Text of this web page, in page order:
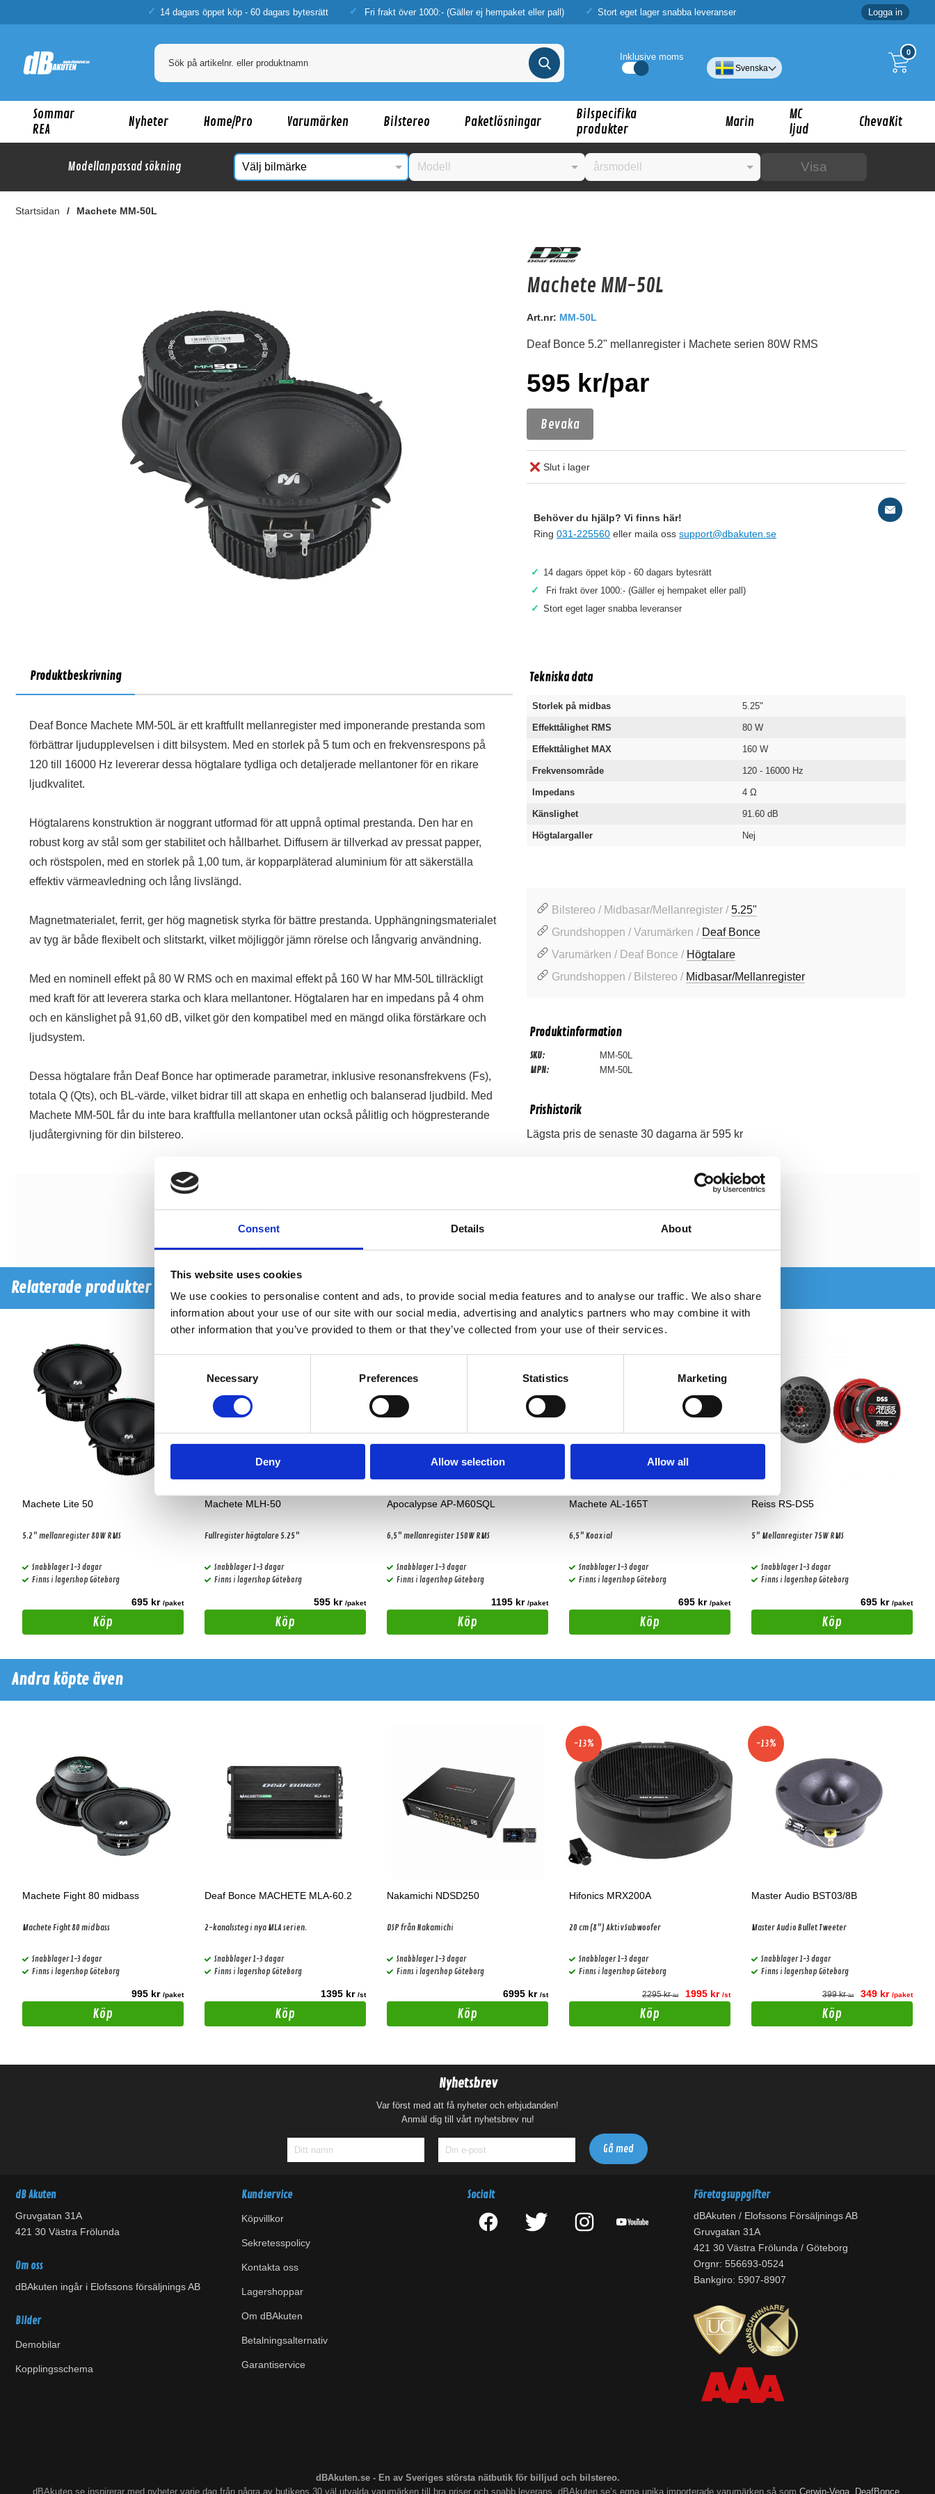
Consent Details About
This website uses cookies
We use cookies to personalise content and ads, to provide social media features and to analyse our traffic. We also share
information about your use of our site with our social media, advertising and analytics partners who may combine it with
other information that you’ve provided to them or that they’ve collected from your use of their services.
Necessary Preferences Statistics Marketing
Deny Allow selection Allow all
14 dagars öppet köp - 60 dagars bytesrätt Fri frakt över 1000:- (Gäller ej hempaket eller pall) Stort eget lager snabba leveranser Logga in
0
Inklusive moms
Svenska
Sommar
REA
Nyheter Home/Pro Varumärken Bilstereo Paketlösningar
Bilspecifika
produkter
Marin
MC
ljud
ChevaKit
Modellanpassad sökning Visa
Startsidan Machete MM-50L
Kanske någon av dessa produkter kan intressera dig?
Master Audio CW650/4M
Machete MM-50L
Art.nr: MM-50L
Deaf Bonce 5.2" mellanregister i Machete serien 80W RMS
595 kr/par
Bevaka
Slut i lager
Behöver du hjälp? Vi finns här!
Ring 031-225560 eller maila oss support@dbakuten.se
✓ 14 dagars öppet köp - 60 dagars bytesrätt
✓ Fri frakt över 1000:- (Gäller ej hempaket eller pall)
✓ Stort eget lager snabba leveranser
Produktbeskrivning
Deaf Bonce Machete MM-50L är ett kraftfullt mellanregister med imponerande prestanda som
förbättrar ljudupplevelsen i ditt bilsystem. Med en storlek på 5 tum och en frekvensrespons på
120 till 16000 Hz levererar dessa högtalare tydliga och detaljerade mellantoner för en rikare
ljudkvalitet.
Högtalarens konstruktion är noggrant utformad för att uppnå optimal prestanda. Den har en
robust korg av stål som ger stabilitet och hållbarhet. Diffusern är tillverkad av pressat papper,
och röstspolen, med en storlek på 1,00 tum, är kopparpläterad aluminium för att säkerställa
effektiv värmeavledning och lång livslängd.
Magnetmaterialet, ferrit, ger hög magnetisk styrka för bättre prestanda. Upphängningsmaterialet
av tyg är både flexibelt och slitstarkt, vilket möjliggör jämn rörelse och långvarig användning.
Med en nominell effekt på 80 W RMS och en maximal effekt på 160 W har MM-50L tillräckligt
med kraft för att leverera starka och klara mellantoner. Högtalaren har en impedans på 4 ohm
och en känslighet på 91,60 dB, vilket gör den kompatibel med en mängd olika förstärkare och
ljudsystem.
Dessa högtalare från Deaf Bonce har optimerade parametrar, inklusive resonansfrekvens (Fs),
totala Q (Qts), och BL-värde, vilket bidrar till att skapa en enhetlig och balanserad ljudbild. Med
Machete MM-50L får du inte bara kraftfulla mellantoner utan också pålitlig och högpresterande
ljudåtergivning för din bilstereo.
Tekniska data
Storlek på midbas 5.25"
Effekttålighet RMS 80 W
Effekttålighet MAX 160 W
Frekvensområde 120 - 16000 Hz
Impedans 4 Ω
Känslighet 91.60 dB
Högtalargaller Nej
Bilstereo / Midbasar/Mellanregister /5.25"
Grundshoppen / Varumärken / Deaf Bonce
Varumärken / Deaf Bonce / Högtalare
Grundshoppen / Bilstereo / Midbasar/Mellanregister
Produktinformation
SKU: MM-50L
MPN: MM-50L
Prishistorik
Lägsta pris de senaste 30 dagarna är 595 kr
Recensioner
Produkten har inga recensioner
Relaterade produkter
Machete Lite 50
5.2" mellanregister 80W RMS
Snabblager 1-3 dagar
Finns i lagershop Göteborg
695 kr /paket
Köp
Machete MLH-50
Fullregister högtalare 5.25"
Snabblager 1-3 dagar
Finns i lagershop Göteborg
595 kr /paket
Köp
Apocalypse AP-M60SQL
6,5" mellanregister 150W RMS
Snabblager 1-3 dagar
Finns i lagershop Göteborg
1195 kr /paket
Köp
Machete AL-165T
6,5" Koaxial
Snabblager 1-3 dagar
Finns i lagershop Göteborg
695 kr /paket
Köp
Reiss RS-DS5
5" Mellanregister 75W RMS
Snabblager 1-3 dagar
Finns i lagershop Göteborg
695 kr /paket
Köp
Andra köpte även
Machete Fight 80 midbass
Machete Fight 80 midbass
Snabblager 1-3 dagar
Finns i lagershop Göteborg
995 kr /paket
Köp
Deaf Bonce MACHETE MLA-60.2
2-kanalssteg i nya MLA serien.
Snabblager 1-3 dagar
Finns i lagershop Göteborg
1395 kr /st
Köp
Nakamichi NDSD250
DSP från Nakamichi
Snabblager 1-3 dagar
Finns i lagershop Göteborg
6995 kr /st
Köp
-13%
Hifonics MRX200A
20 cm (8") Aktiv Subwoofer
Snabblager 1-3 dagar
Finns i lagershop Göteborg
2295 kr/st 1995 kr /st
Köp
-13%
Master Audio BST03/8B
Master Audio Bullet Tweeter
Snabblager 1-3 dagar
Finns i lagershop Göteborg
399 kr/st 349 kr /paket
Köp
Nyhetsbrev
Var först med att få nyheter och erbjudanden!
Anmäl dig till vårt nyhetsbrev nu!
dB Akuten
Gruvgatan 31A
421 30 Västra Frölunda
Om oss
dBAkuten ingår i Elofssons försäljnings AB
Bilder
Demobilar
Kopplingsschema
Kundservice
Köpvillkor
Sekretesspolicy
Kontakta oss
Lagershoppar
Om dBAkuten
Betalningsalternativ
Garantiservice
Socialt Företagsuppgifter
dBAkuten / Elofssons Försäljnings AB
Gruvgatan 31A
421 30 Västra Frölunda / Göteborg
Orgnr: 556693-0524
Bankgiro: 5907-8907
dBAkuten.se - En av Sveriges största nätbutik för billjud och bilstereo.
dBAkuten.se inspirerar med nyheter varje dag från några av butikens 30 väl utvalda varumärken till bra priser och snabb leverans. dBAkuten.se’s egna unika importerade varumärken så som Cerwin-Vega DeafBonce